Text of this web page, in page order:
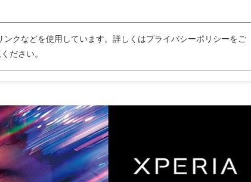
クなどを使用しています。詳しくはプライバシーポリシーをご
ださい。